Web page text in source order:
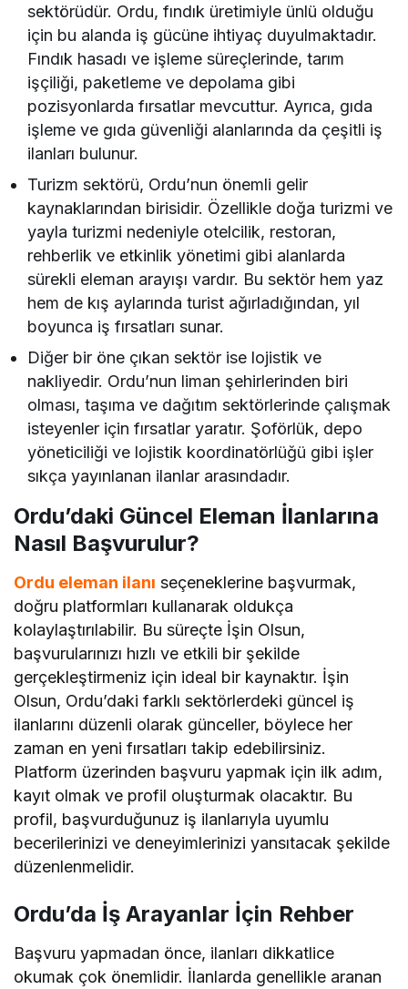
sektörüdür. Ordu, fındık üretimiyle ünlü olduğu
için bu alanda iş gücüne ihtiyaç duyulmaktadır.
Fındık hasadı ve işleme süreçlerinde, tarım
işçiliği, paketleme ve depolama gibi
pozisyonlarda fırsatlar mevcuttur. Ayrıca, gıda
işleme ve gıda güvenliği alanlarında da çeşitli iş
ilanları bulunur.
Turizm sektörü, Ordu’nun önemli gelir
kaynaklarından birisidir. Özellikle doğa turizmi ve
yayla turizmi nedeniyle otelcilik, restoran,
rehberlik ve etkinlik yönetimi gibi alanlarda
sürekli eleman arayışı vardır. Bu sektör hem yaz
hem de kış aylarında turist ağırladığından, yıl
boyunca iş fırsatları sunar.
Diğer bir öne çıkan sektör ise lojistik ve
nakliyedir. Ordu’nun liman şehirlerinden biri
olması, taşıma ve dağıtım sektörlerinde çalışmak
isteyenler için fırsatlar yaratır. Şoförlük, depo
yöneticiliği ve lojistik koordinatörlüğü gibi işler
sıkça yayınlanan ilanlar arasındadır.
Ordu’daki Güncel Eleman İlanlarına
Nasıl Başvurulur?
Ordu eleman ilanı seçeneklerine başvurmak,
doğru platformları kullanarak oldukça
kolaylaştırılabilir. Bu süreçte İşin Olsun,
başvurularınızı hızlı ve etkili bir şekilde
gerçekleştirmeniz için ideal bir kaynaktır. İşin
Olsun, Ordu’daki farklı sektörlerdeki güncel iş
ilanlarını düzenli olarak günceller, böylece her
zaman en yeni fırsatları takip edebilirsiniz.
Platform üzerinden başvuru yapmak için ilk adım,
kayıt olmak ve profil oluşturmak olacaktır. Bu
profil, başvurduğunuz iş ilanlarıyla uyumlu
becerilerinizi ve deneyimlerinizi yansıtacak şekilde
düzenlenmelidir.
Ordu’da İş Arayanlar İçin Rehber
Başvuru yapmadan önce, ilanları dikkatlice
okumak çok önemlidir. İlanlarda genellikle aranan